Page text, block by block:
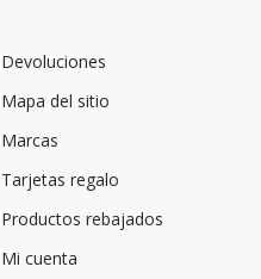
Devoluciones
Mapa del sitio
Marcas
Tarjetas regalo
Productos rebajados
Mi cuenta